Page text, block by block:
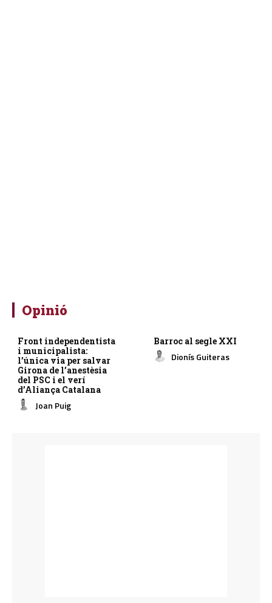
Opinió
Front independentista
i municipalista:
l’única via per salvar
Girona de l’anestèsia
del PSC i el verí
d’Aliança Catalana
Joan Puig
Barroc al segle XXI
Dionís Guiteras